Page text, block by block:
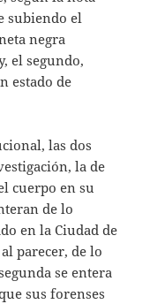
subiendo el
negra
el segundo,
estado de
las dos
la de
cuerpo en su
de lo
en la Ciudad de
parecer, de lo
se entera
sus forenses